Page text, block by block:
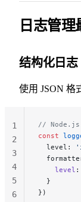
日志管
结构化日志
使用 JSON 格
// Node.js
const
  level:
    level
  }
})
1
2
3
4
5
6